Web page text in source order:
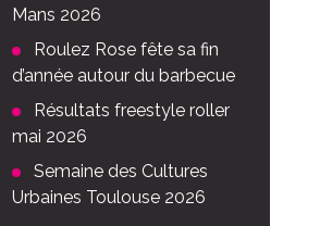
Mans 2026
Roulez Rose fête sa fin
d’année autour du barbecue
Résultats freestyle roller
mai 2026
Semaine des Cultures
Urbaines Toulouse 2026